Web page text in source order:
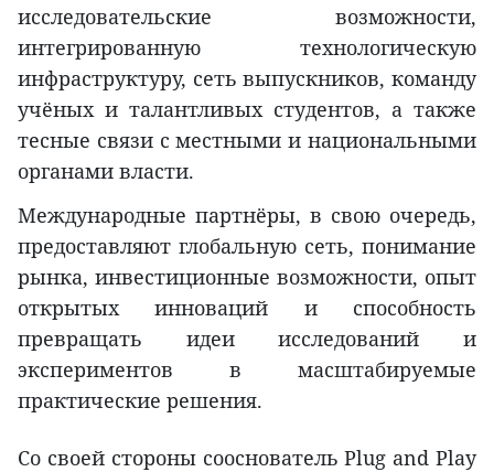
исследовательские возможности,
интегрированную технологическую
инфраструктуру, сеть выпускников, команду
учёных и талантливых студентов, а также
тесные связи с местными и национальными
органами власти.
Международные партнёры, в свою очередь,
предоставляют глобальную сеть, понимание
рынка, инвестиционные возможности, опыт
открытых инноваций и способность
превращать идеи исследований и
экспериментов в масштабируемые
практические решения.
Со своей стороны сооснователь Plug and Play